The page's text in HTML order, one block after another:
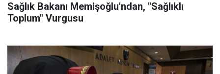
Sağlık Bakanı Memişoğlu'ndan, "Sağlıklı
Toplum" Vurgusu